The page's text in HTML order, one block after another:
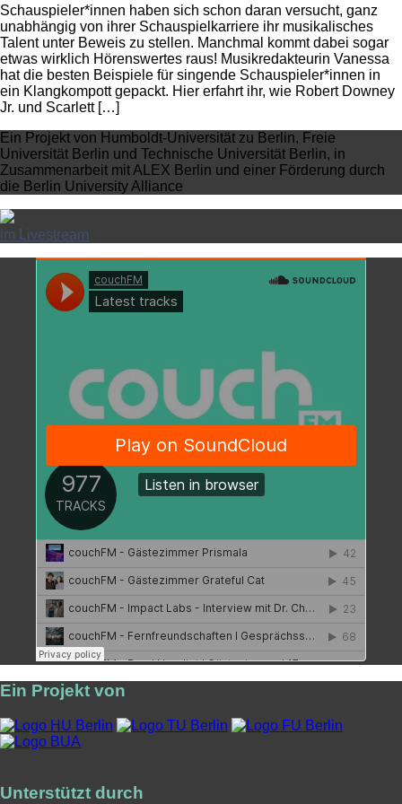
Schauspieler*innen haben sich schon daran versucht, ganz
unabhängig von ihrer Schauspielkarriere ihr musikalisches
Talent unter Beweis zu stellen. Manchmal kommt dabei sogar
etwas wirklich Hörenswertes raus! Musikredakteurin Vanessa
hat die besten Beispiele für singende Schauspieler*innen in
ein Klangkompott gepackt. Hier erfahrt ihr, wie Robert Downey
Jr. und Scarlett […]
Ein Projekt von Humboldt-Universität zu Berlin, Freie
Universität Berlin und Technische Universität Berlin, in
Zusammenarbeit mit ALEX Berlin und einer Förderung durch
die Berlin University Alliance
im Livestream
Ein Projekt von
Unterstützt durch